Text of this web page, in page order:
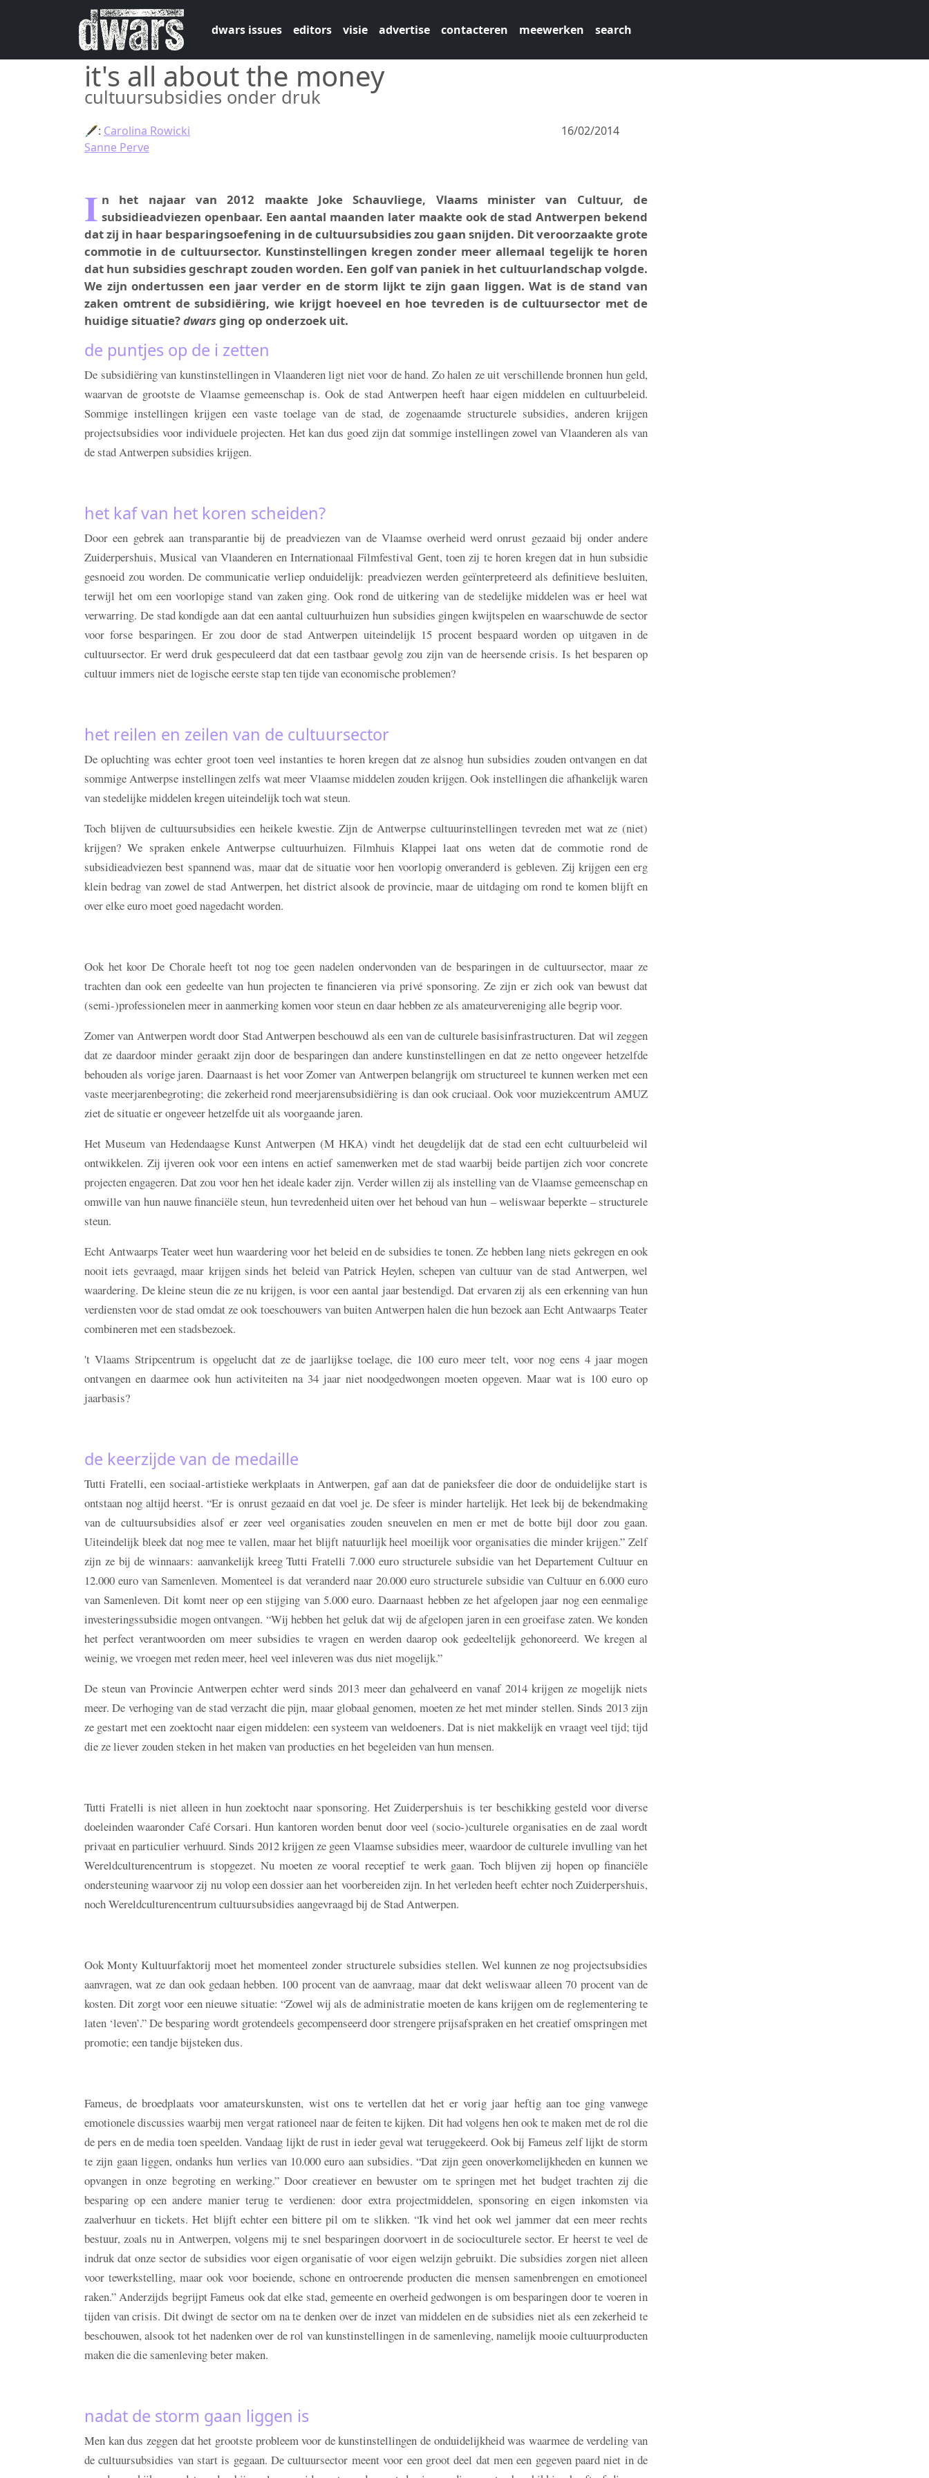
Skip to main content
dwars issues
editors visie advertise contacteren meewerken search
it's all about the money
cultuursubsidies onder druk
16/02/2014
🖋: Carolina Rowicki
Sanne Perve
I n het najaar van 2012 maakte Joke Schauvliege, Vlaams minister van Cultuur, de
subsidieadviezen openbaar. Een aantal maanden later maakte ook de stad Antwerpen bekend
dat zij in haar besparingsoefening in de cultuursubsidies zou gaan snijden. Dit veroorzaakte grote
commotie in de cultuursector. Kunstinstellingen kregen zonder meer allemaal tegelijk te horen
dat hun subsidies geschrapt zouden worden. Een golf van paniek in het cultuurlandschap volgde.
We zijn ondertussen een jaar verder en de storm lijkt te zijn gaan liggen. Wat is de stand van
zaken omtrent de subsidiëring, wie krijgt hoeveel en hoe tevreden is de cultuursector met de
huidige situatie?dwarsging op onderzoek uit.
de puntjes op de i zetten
De subsidiëring van kunstinstellingen in Vlaanderen ligt niet voor de hand. Zo halen ze uit verschillende bronnen hun geld,
waarvan de grootste de Vlaamse gemeenschap is. Ook de stad Antwerpen heeft haar eigen middelen en cultuurbeleid.
Sommige instellingen krijgen een vaste toelage van de stad, de zogenaamde structurele subsidies, anderen krijgen
projectsubsidies voor individuele projecten. Het kan dus goed zijn dat sommige instellingen zowel van Vlaanderen als van
de stad Antwerpen subsidies krijgen.
het kaf van het koren scheiden?
Door een gebrek aan transparantie bij de preadviezen van de Vlaamse overheid werd onrust gezaaid bij onder andere
Zuiderpershuis, Musical van Vlaanderen en Internationaal Filmfestival Gent, toen zij te horen kregen dat in hun subsidie
gesnoeid zou worden. De communicatie verliep onduidelijk: preadviezen werden geïnterpreteerd als definitieve besluiten,
terwijl het om een voorlopige stand van zaken ging. Ook rond de uitkering van de stedelijke middelen was er heel wat
verwarring. De stad kondigde aan dat een aantal cultuurhuizen hun subsidies gingen kwijtspelen en waarschuwde de sector
voor forse besparingen. Er zou door de stad Antwerpen uiteindelijk 15 procent bespaard worden op uitgaven in de
cultuursector. Er werd druk gespeculeerd dat dat een tastbaar gevolg zou zijn van de heersende crisis. Is het besparen op
cultuur immers niet de logische eerste stap ten tijde van economische problemen?
het reilen en zeilen van de cultuursector
De opluchting was echter groot toen veel instanties te horen kregen dat ze alsnog hun subsidies zouden ontvangen en dat
sommige Antwerpse instellingen zelfs wat meer Vlaamse middelen zouden krijgen. Ook instellingen die afhankelijk waren
van stedelijke middelen kregen uiteindelijk toch wat steun.
Toch blijven de cultuursubsidies een heikele kwestie. Zijn de Antwerpse cultuurinstellingen tevreden met wat ze (niet)
krijgen? We spraken enkele Antwerpse cultuurhuizen. Filmhuis Klappei laat ons weten dat de commotie rond de
subsidieadviezen best spannend was, maar dat de situatie voor hen voorlopig onveranderd is gebleven. Zij krijgen een erg
klein bedrag van zowel de stad Antwerpen, het district alsook de provincie, maar de uitdaging om rond te komen blijft en
over elke euro moet goed nagedacht worden.
Ook het koor De Chorale heeft tot nog toe geen nadelen ondervonden van de besparingen in de cultuursector, maar ze
trachten dan ook een gedeelte van hun projecten te financieren via privé sponsoring. Ze zijn er zich ook van bewust dat
(semi-)professionelen meer in aanmerking komen voor steun en daar hebben ze als amateurvereniging alle begrip voor.
Zomer van Antwerpen wordt door Stad Antwerpen beschouwd als een van de culturele basisinfrastructuren. Dat wil zeggen
dat ze daardoor minder geraakt zijn door de besparingen dan andere kunstinstellingen en dat ze netto ongeveer hetzelfde
behouden als vorige jaren. Daarnaast is het voor Zomer van Antwerpen belangrijk om structureel te kunnen werken met een
vaste meerjarenbegroting; die zekerheid rond meerjarensubsidiëring is dan ook cruciaal. Ook voor muziekcentrum AMUZ
ziet de situatie er ongeveer hetzelfde uit als voorgaande jaren.
Het Museum van Hedendaagse Kunst Antwerpen (M HKA) vindt het deugdelijk dat de stad een echt cultuurbeleid wil
ontwikkelen. Zij ijveren ook voor een intens en actief samenwerken met de stad waarbij beide partijen zich voor concrete
projecten engageren. Dat zou voor hen het ideale kader zijn. Verder willen zij als instelling van de Vlaamse gemeenschap en
omwille van hun nauwe financiële steun, hun tevredenheid uiten over het behoud van hun – weliswaar beperkte – structurele
steun.
Echt Antwaarps Teater weet hun waardering voor het beleid en de subsidies te tonen. Ze hebben lang niets gekregen en ook
nooit iets gevraagd, maar krijgen sinds het beleid van Patrick Heylen, schepen van cultuur van de stad Antwerpen, wel
waardering. De kleine steun die ze nu krijgen, is voor een aantal jaar bestendigd. Dat ervaren zij als een erkenning van hun
verdiensten voor de stad omdat ze ook toeschouwers van buiten Antwerpen halen die hun bezoek aan Echt Antwaarps Teater
combineren met een stadsbezoek.
't Vlaams Stripcentrum is opgelucht dat ze de jaarlijkse toelage, die 100 euro meer telt, voor nog eens 4 jaar mogen
ontvangen en daarmee ook hun activiteiten na 34 jaar niet noodgedwongen moeten opgeven. Maar wat is 100 euro op
jaarbasis?
de keerzijde van de medaille
Tutti Fratelli, een sociaal-artistieke werkplaats in Antwerpen, gaf aan dat de panieksfeer die door de onduidelijke start is
ontstaan nog altijd heerst. “Er is onrust gezaaid en dat voel je. De sfeer is minder hartelijk. Het leek bij de bekendmaking
van de cultuursubsidies alsof er zeer veel organisaties zouden sneuvelen en men er met de botte bijl door zou gaan.
Uiteindelijk bleek dat nog mee te vallen, maar het blijft natuurlijk heel moeilijk voor organisaties die minder krijgen.” Zelf
zijn ze bij de winnaars: aanvankelijk kreeg Tutti Fratelli 7.000 euro structurele subsidie van het Departement Cultuur en
12.000 euro van Samenleven. Momenteel is dat veranderd naar 20.000 euro structurele subsidie van Cultuur en 6.000 euro
van Samenleven. Dit komt neer op een stijging van 5.000 euro. Daarnaast hebben ze het afgelopen jaar nog een eenmalige
investeringssubsidie mogen ontvangen. “Wij hebben het geluk dat wij de afgelopen jaren in een groeifase zaten. We konden
het perfect verantwoorden om meer subsidies te vragen en werden daarop ook gedeeltelijk gehonoreerd. We kregen al
weinig, we vroegen met reden meer, heel veel inleveren was dus niet mogelijk.”
De steun van Provincie Antwerpen echter werd sinds 2013 meer dan gehalveerd en vanaf 2014 krijgen ze mogelijk niets
meer. De verhoging van de stad verzacht die pijn, maar globaal genomen, moeten ze het met minder stellen. Sinds 2013 zijn
ze gestart met een zoektocht naar eigen middelen: een systeem van weldoeners. Dat is niet makkelijk en vraagt veel tijd; tijd
die ze liever zouden steken in het maken van producties en het begeleiden van hun mensen.
Tutti Fratelli is niet alleen in hun zoektocht naar sponsoring. Het Zuiderpershuis is ter beschikking gesteld voor diverse
doeleinden waaronder Café Corsari. Hun kantoren worden benut door veel (socio-)culturele organisaties en de zaal wordt
privaat en particulier verhuurd. Sinds 2012 krijgen ze geen Vlaamse subsidies meer, waardoor de culturele invulling van het
Wereldculturencentrum is stopgezet. Nu moeten ze vooral receptief te werk gaan. Toch blijven zij hopen op financiële
ondersteuning waarvoor zij nu volop een dossier aan het voorbereiden zijn. In het verleden heeft echter noch Zuiderpershuis,
noch Wereldculturencentrum cultuursubsidies aangevraagd bij de Stad Antwerpen.
Ook Monty Kultuurfaktorij moet het momenteel zonder structurele subsidies stellen. Wel kunnen ze nog projectsubsidies
aanvragen, wat ze dan ook gedaan hebben. 100 procent van de aanvraag, maar dat dekt weliswaar alleen 70 procent van de
kosten. Dit zorgt voor een nieuwe situatie: “Zowel wij als de administratie moeten de kans krijgen om de reglementering te
laten ‘leven’.” De besparing wordt grotendeels gecompenseerd door strengere prijsafspraken en het creatief omspringen met
promotie; een tandje bijsteken dus.
Fameus, de broedplaats voor amateurskunsten, wist ons te vertellen dat het er vorig jaar heftig aan toe ging vanwege
emotionele discussies waarbij men vergat rationeel naar de feiten te kijken. Dit had volgens hen ook te maken met de rol die
de pers en de media toen speelden. Vandaag lijkt de rust in ieder geval wat teruggekeerd. Ook bij Fameus zelf lijkt de storm
te zijn gaan liggen, ondanks hun verlies van 10.000 euro aan subsidies. “Dat zijn geen onoverkomelijkheden en kunnen we
opvangen in onze begroting en werking.” Door creatiever en bewuster om te springen met het budget trachten zij die
besparing op een andere manier terug te verdienen: door extra projectmiddelen, sponsoring en eigen inkomsten via
zaalverhuur en tickets. Het blijft echter een bittere pil om te slikken. “Ik vind het ook wel jammer dat een meer rechts
bestuur, zoals nu in Antwerpen, volgens mij te snel besparingen doorvoert in de socioculturele sector. Er heerst te veel de
indruk dat onze sector de subsidies voor eigen organisatie of voor eigen welzijn gebruikt. Die subsidies zorgen niet alleen
voor tewerkstelling, maar ook voor boeiende, schone en ontroerende producten die mensen samenbrengen en emotioneel
raken.” Anderzijds begrijpt Fameus ook dat elke stad, gemeente en overheid gedwongen is om besparingen door te voeren in
tijden van crisis. Dit dwingt de sector om na te denken over de inzet van middelen en de subsidies niet als een zekerheid te
beschouwen, alsook tot het nadenken over de rol van kunstinstellingen in de samenleving, namelijk mooie cultuurproducten
maken die die samenleving beter maken.
nadat de storm gaan liggen is
Men kan dus zeggen dat het grootste probleem voor de kunstinstellingen de onduidelijkheid was waarmee de verdeling van
de cultuursubsidies van start is gegaan. De cultuursector meent voor een groot deel dat men een gegeven paard niet in de